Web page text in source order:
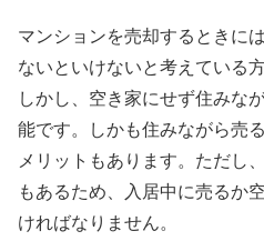
マンションを売却するときに
ないといけないと考えている
しかし、空き家にせず住みな
能です。しかも住みながら売
メリットもあります。ただし
もあるため、入居中に売るか
ければなりません。